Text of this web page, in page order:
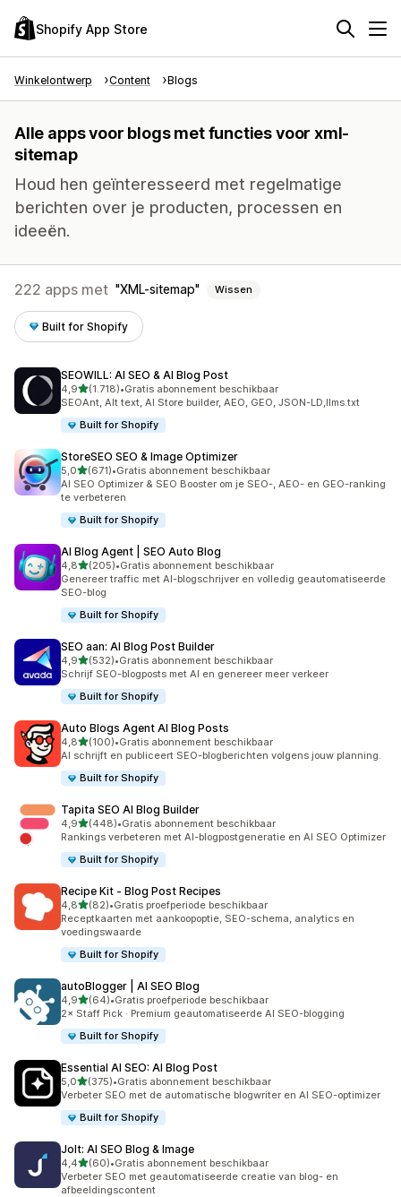
Shopify App Store
Winkelontwerp Content Blogs
Alle apps voor blogs met functies voor xml-
sitemap
Houd hen geïnteresseerd met regelmatige
berichten over je producten, processen en
ideeën.
222 apps met XML-sitemap Wissen
Built for Shopify
SEOWILL: AI SEO & AI Blog Post
4,9van 5 sterren
(1.718)
1718 recensies in totaal
•Gratis abonnement beschikbaar
SEOAnt, Alt text, AI Store builder, AEO, GEO, JSON-LD,llms.txt
Built for Shopify
StoreSEO SEO & Image Optimizer
5,0van 5 sterren
(671)
671 recensies in totaal
•Gratis abonnement beschikbaar
AI SEO Optimizer & SEO Booster om je SEO-, AEO- en GEO-ranking
te verbeteren
Built for Shopify
AI Blog Agent | SEO Auto Blog
4,8van 5 sterren
(205)
205 recensies in totaal
•Gratis abonnement beschikbaar
Genereer traffic met AI-blogschrijver en volledig geautomatiseerde
SEO-blog
Built for Shopify
SEO aan: AI Blog Post Builder
4,9van 5 sterren
(532)
532 recensies in totaal
•Gratis abonnement beschikbaar
Schrijf SEO-blogposts met AI en genereer meer verkeer
Built for Shopify
Auto Blogs Agent AI Blog Posts
4,8van 5 sterren
(100)
100 recensies in totaal
•Gratis abonnement beschikbaar
AI schrijft en publiceert SEO-blogberichten volgens jouw planning.
Built for Shopify
Tapita SEO AI Blog Builder
4,9van 5 sterren
(448)
448 recensies in totaal
•Gratis abonnement beschikbaar
Rankings verbeteren met AI-blogpostgeneratie en AI SEO Optimizer
Built for Shopify
Recipe Kit ‑ Blog Post Recipes
4,8van 5 sterren
(82)
82 recensies in totaal
•Gratis proefperiode beschikbaar
Receptkaarten met aankoopoptie, SEO-schema, analytics en
voedingswaarde
Built for Shopify
autoBlogger | AI SEO Blog
4,9van 5 sterren
(64)
64 recensies in totaal
•Gratis proefperiode beschikbaar
2× Staff Pick · Premium geautomatiseerde AI SEO-blogging
Built for Shopify
Essential AI SEO: AI Blog Post
5,0van 5 sterren
(375)
375 recensies in totaal
•Gratis abonnement beschikbaar
Verbeter SEO met de automatische blogwriter en AI SEO-optimizer
Built for Shopify
Jolt: AI SEO Blog & Image
4,4van 5 sterren
(60)
60 recensies in totaal
•Gratis abonnement beschikbaar
Verbeter SEO met geautomatiseerde creatie van blog- en
afbeeldingscontent